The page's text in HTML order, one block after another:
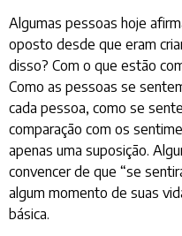
Algumas pessoas hoje
oposto desde que eram
disso? Com o que estão
Como as pessoas se
cada pessoa, como se
comparação com os
apenas uma suposição.
convencer de que “se
algum momento de suas
básica.